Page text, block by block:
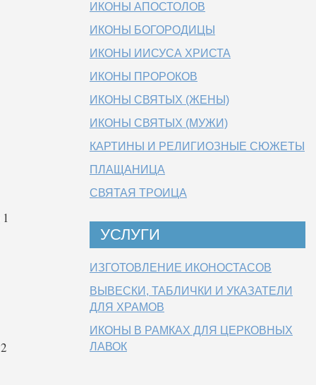
1
2
ИКОНЫ АПОСТОЛОВ
ИКОНЫ БОГОРОДИЦЫ
ИКОНЫ ИИСУСА ХРИСТА
ИКОНЫ ПРОРОКОВ
ИКОНЫ СВЯТЫХ (ЖЕНЫ)
ИКОНЫ СВЯТЫХ (МУЖИ)
КАРТИНЫ И РЕЛИГИОЗНЫЕ СЮЖЕТЫ
ПЛАЩАНИЦА
СВЯТАЯ ТРОИЦА
УСЛУГИ
ИЗГОТОВЛЕНИЕ ИКОНОСТАСОВ
ВЫВЕСКИ, ТАБЛИЧКИ И УКАЗАТЕЛИ
ДЛЯ ХРАМОВ
ИКОНЫ В РАМКАХ ДЛЯ ЦЕРКОВНЫХ
ЛАВОК